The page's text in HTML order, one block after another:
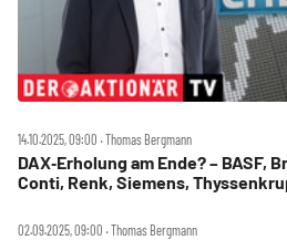
14.10.2025, 09:00 ‧ Thomas Bergmann
DAX‑Erholung am Ende? – BASF,
Conti, Renk, Siemens,
02.09.2025, 09:00 ‧ Thomas Bergmann